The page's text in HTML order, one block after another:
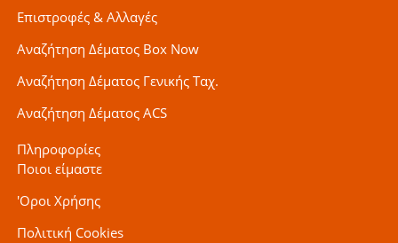
Επιστροφές & Αλλαγές
Αναζήτηση Δέματος Box Now
Αναζήτηση Δέματος Γενικής Ταχ.
Αναζήτηση Δέματος ACS
Πληροφορίες
Ποιοι είμαστε
'Οροι Χρήσης
Πολιτική Cookies